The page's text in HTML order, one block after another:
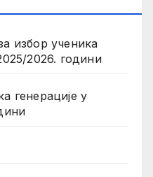
избор ученика
2026. години
генерације у